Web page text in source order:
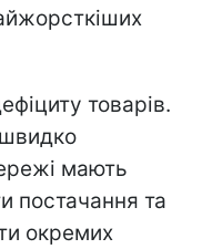
товарів.
мають
постачання та
окремих